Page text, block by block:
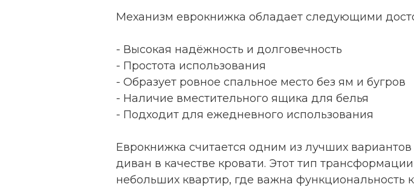
Механизм еврокнижка обладает следующими
- Высокая надёжность и долговечность
- Простота использования
- Образует ровное спальное место без ям и бугров
- Наличие вместительного ящика для белья
- Подходит для ежедневного использования
Еврокнижка считается одним из лучших
диван в качестве кровати. Этот тип
небольших квартир, где важна функциональность